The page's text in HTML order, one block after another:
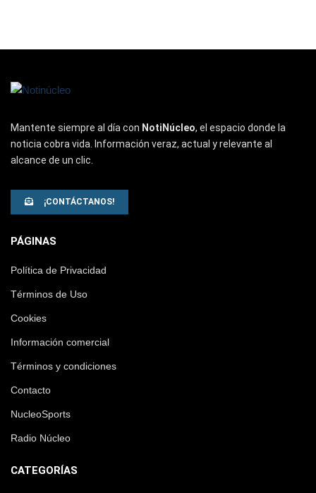
Mantente siempre al día con NotiNúcleo, el espacio donde la
noticia cobra vida. Información veraz, actual y relevante al
alcance de un clic.
¡CONTÁCTANOS!
PÁGINAS
Política de Privacidad
Términos de Uso
Cookies
Información comercial
Términos y condiciones
Contacto
NucleoSports
Radio Núcleo
CATEGORÍAS